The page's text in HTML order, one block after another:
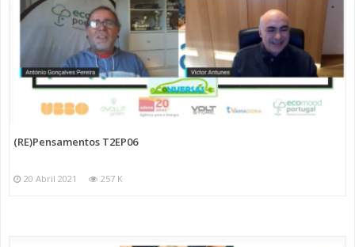
(RE)Pensamentos T2EP06
20 Abril 2021 257 K